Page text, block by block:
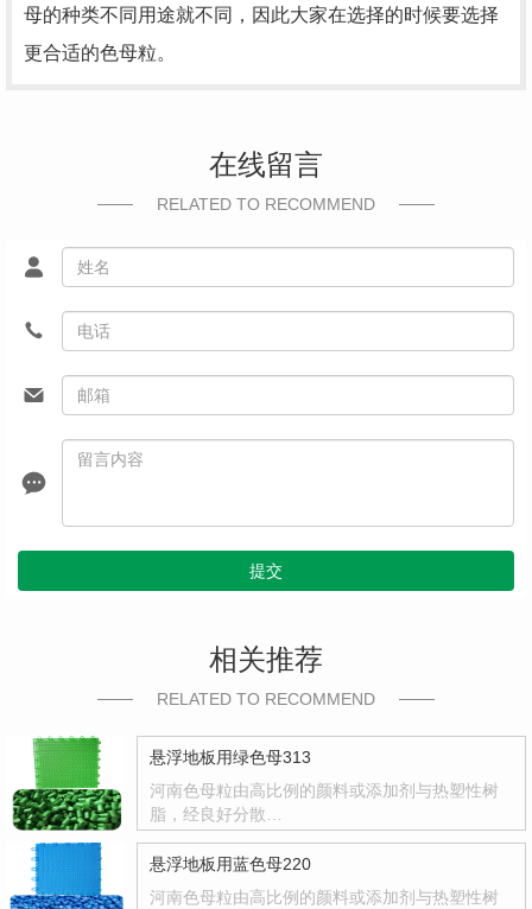
母的种类不同用途就不同，因此大家在选择的时候要选择
更合适的色母粒。
在线留言
RELATED TO RECOMMEND
提交
相关推荐
RELATED TO RECOMMEND
悬浮地板用绿色母313
河南色母粒由高比例的颜料或添加剂与热塑性树
脂，经良好分散…
悬浮地板用蓝色母220
河南色母粒由高比例的颜料或添加剂与热塑性树